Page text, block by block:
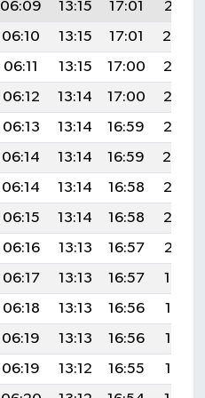
06:09 13:15 17:01
20:10
06:10 13:15 17:01
20:09
06:11 13:15 17:00
20:08
06:12 13:14 17:00
20:07
06:13 13:14 16:59
20:06
06:14 13:14 16:59
20:04
06:14 13:14 16:58
20:03
06:15 13:14 16:58
20:02
06:16 13:13 16:57
20:01
06:17 13:13 16:57
19:59
06:18 13:13 16:56
19:58
06:19 13:13 16:56
19:57
06:19 13:12 16:55
19:55